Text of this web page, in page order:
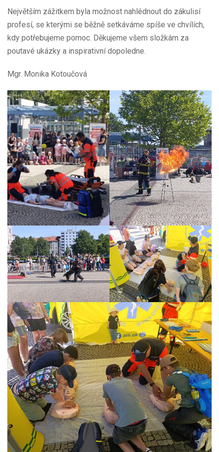
Největším zážitkem byla možnost nahlédnout do zákulisí
profesí, se kterými se běžně setkáváme spíše ve chvílích,
kdy potřebujeme pomoc. Děkujeme všem složkám za
poutavé ukázky a inspirativní dopoledne.
Mgr. Monika Kotoučová